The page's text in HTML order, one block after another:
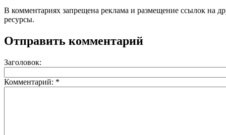
В комментариях запрещена реклама и размещение ссылок на
ресурсы.
Отправить комментарий
Заголовок:
Комментарий: *